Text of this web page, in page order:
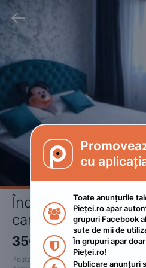

Închiriez
350 RON
Postat
2023. mai 19.
cu

Toate anunțurile
Pieței.ro apar
grupuri Facebook
sute de mii de

În grupuri apar
Pieței.ro!
Publicare anunțuri